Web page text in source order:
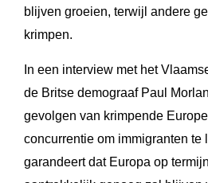
blijven groeien, terwijl andere
krimpen.
In een interview met het
de Britse demograaf Paul
gevolgen van krimpende
concurrentie om immigranten te
garandeert dat Europa op